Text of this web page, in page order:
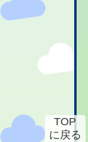
TOP
に戻る